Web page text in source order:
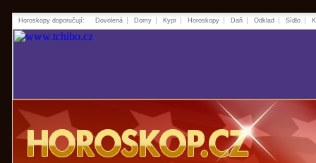
Horoskopy doporučují: Dovolená Domy Kypr Horoskopy Daň Odklad Sídlo